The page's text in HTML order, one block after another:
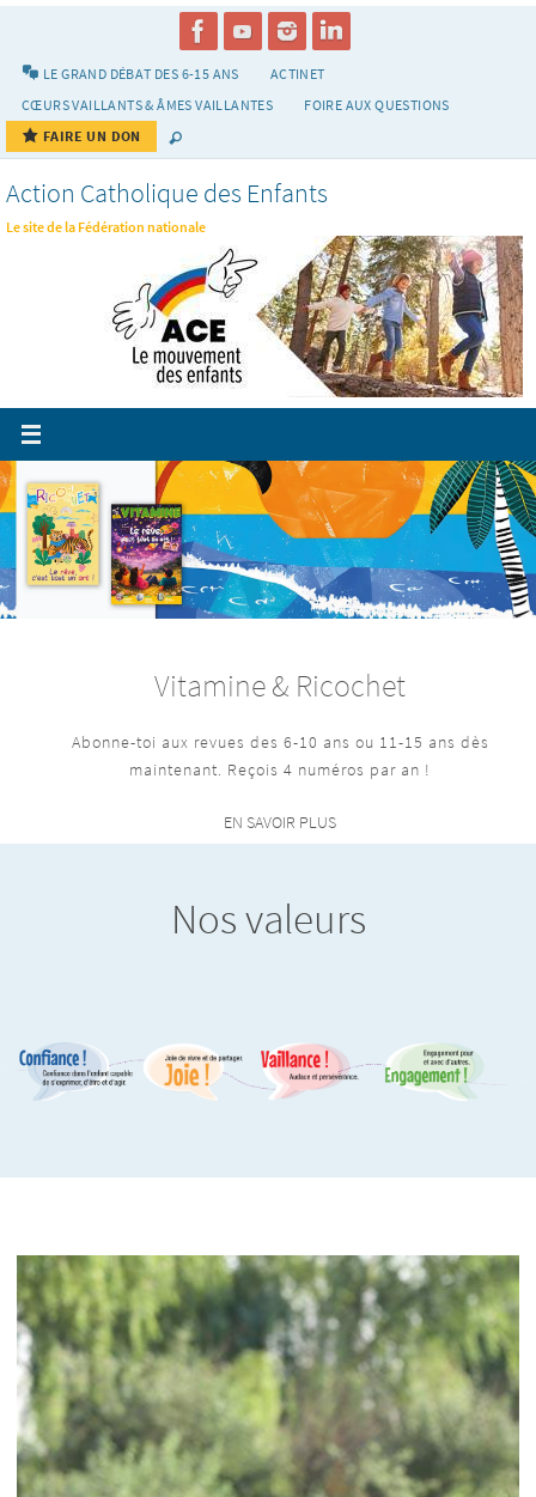
LE GRAND DÉBAT DES 6-15 ANS
ACTINET
CŒURS VAILLANTS & ÂMES VAILLANTES
FOIRE AUX QUESTIONS
FAIRE UN DON
Action Catholique des Enfants
Le site de la Fédération nationale
Vitamine & Ricochet
Abonne-toi aux revues des 6-10 ans ou 11-15 ans dès
maintenant. Reçois 4 numéros par an !
EN SAVOIR PLUS
Nos valeurs